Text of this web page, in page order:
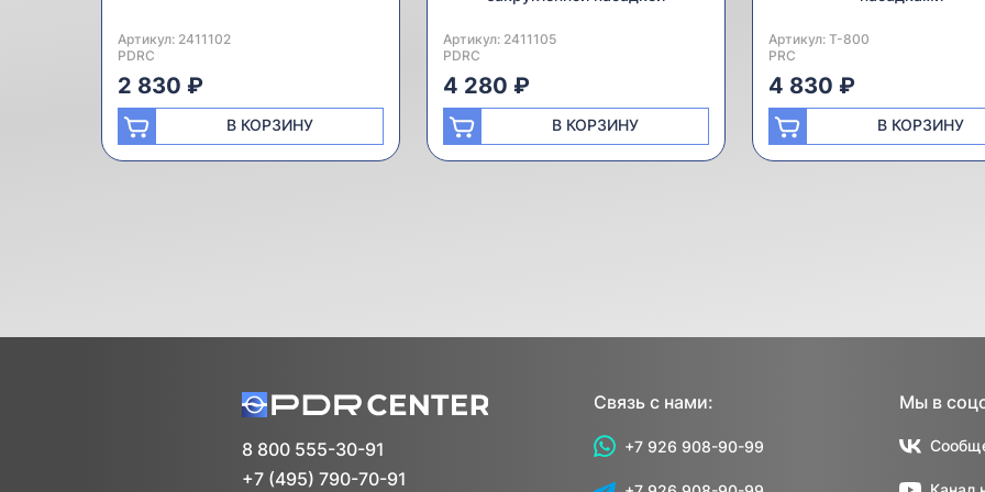
Артикул: 2411102
Производитель:
PDRC
2 830 ₽
В КОРЗИНУ
Артикул: 2411105
Производитель:
PDRC
4 280 ₽
В КОРЗИНУ
Артикул: T-800
Производитель:
PRC
4 830 ₽
В КОРЗИНУ
8 800 555-30-91
+7 (495) 790-70-91
Связь с нами:
+7 926 908-90-99
Мы в